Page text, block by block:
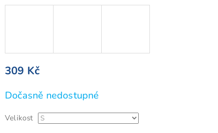
309 Kč
Měrná
cena:
Dočasně nedostupné
Velikost